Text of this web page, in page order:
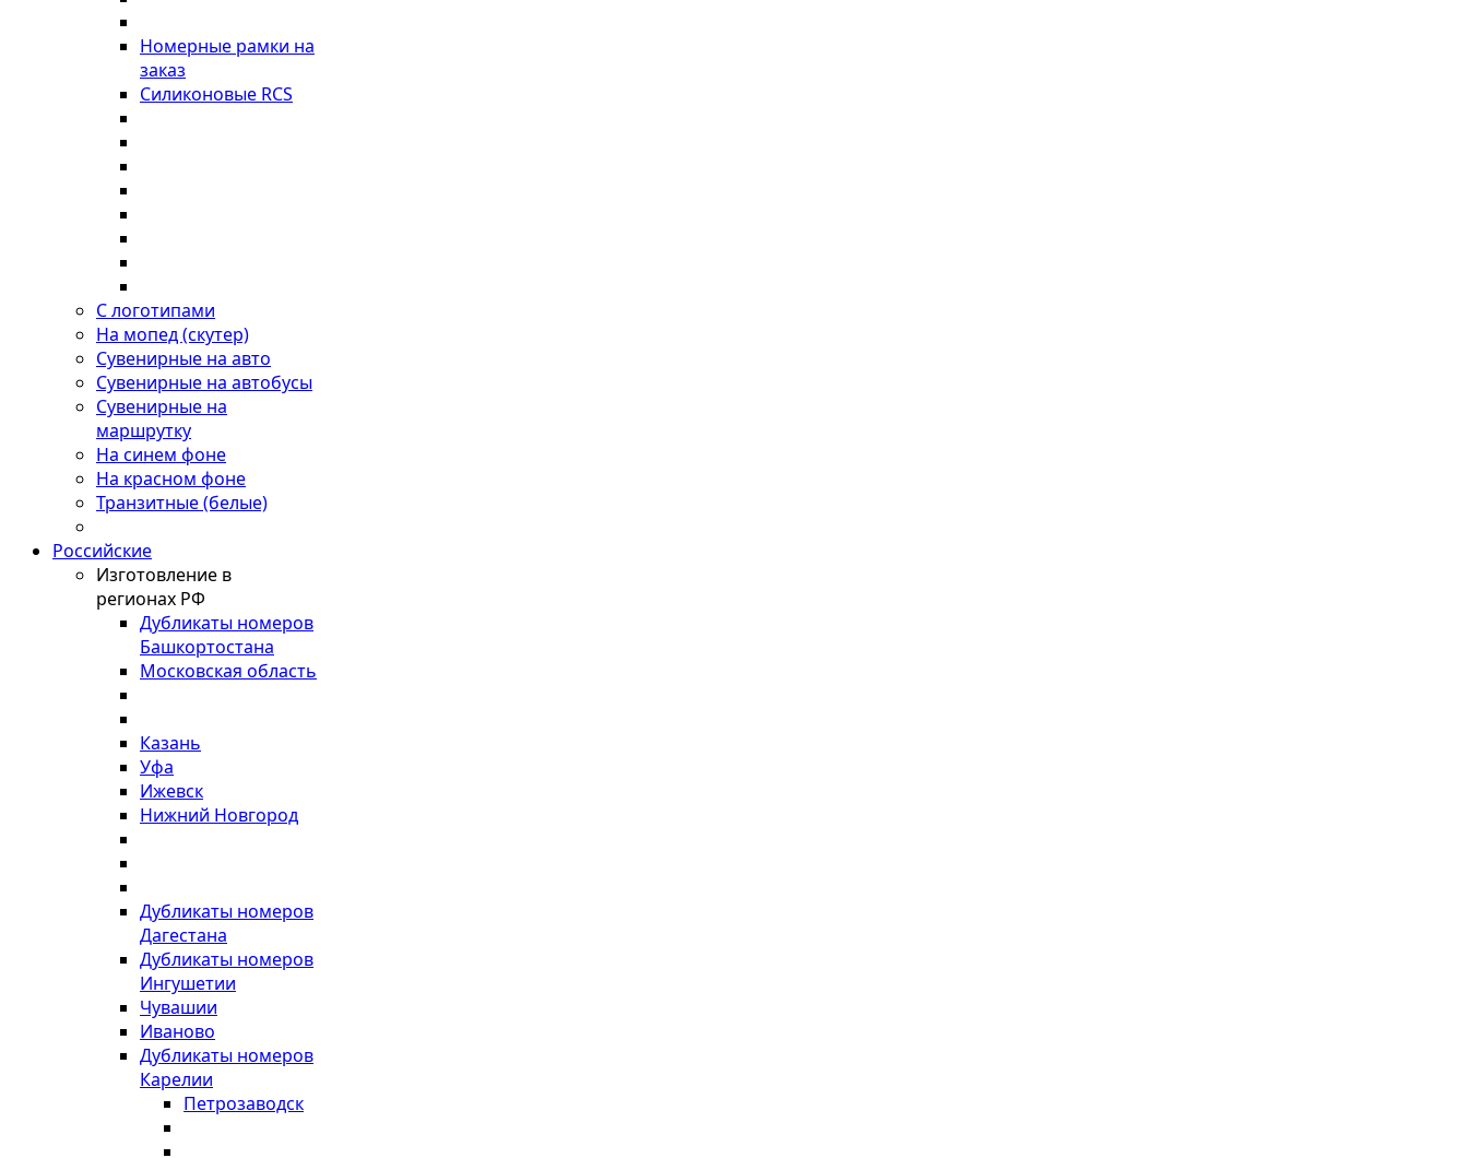
Номерные рамки на
заказ
Силиконовые RCS
С логотипами
На мопед (скутер)
Сувенирные на авто
Сувенирные на автобусы
Сувенирные на
маршрутку
На синем фоне
На красном фоне
Транзитные (белые)
Российские
Изготовление в
регионах РФ
Дубликаты номеров
Башкортостана
Московская область
Казань
Уфа
Ижевск
Нижний Новгород
Дубликаты номеров
Дагестана
Дубликаты номеров
Ингушетии
Чувашии
Иваново
Дубликаты номеров
Карелии
Петрозаводск